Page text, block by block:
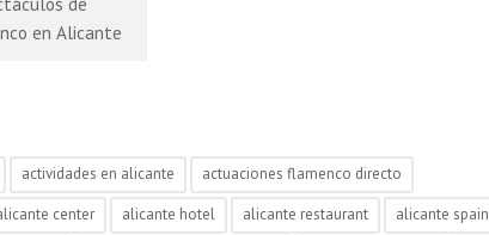
en Alicante
actividades en alicante
actuaciones flamenco directo
center alicante hotel alicante restaurant
alicante spain